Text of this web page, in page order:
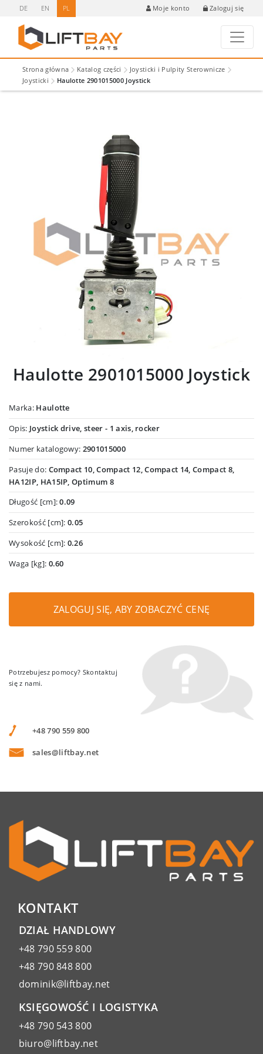
DE EN PL Moje konto Zaloguj się
Strona główna Katalog części
Joysticki i Pulpity Sterownicze
Joysticki
Haulotte 2901015000 Joystick
Haulotte 2901015000 Joystick
Marka: Haulotte
Opis: Joystick drive, steer - 1 axis, rocker
Numer katalogowy: 2901015000
Pasuje do: Compact 10, Compact 12, Compact 14, Compact 8,
HA12IP, HA15IP, Optimum 8
Długość [cm]:0.09
Szerokość [cm]:0.05
Wysokość [cm]: 0.26
Waga [kg]: 0.60
ZALOGUJ SIĘ, ABY ZOBACZYĆ CENĘ
Potrzebujesz pomocy? Skontaktuj
się z nami.
+48 790 559 800
sales@liftbay.net
KONTAKT
DZIAŁ HANDLOWY
+48 790 559 800
+48 790 848 800
dominik@liftbay.net
KSIĘGOWOŚĆ I LOGISTYKA
+48 790 543 800
biuro@liftbay.net